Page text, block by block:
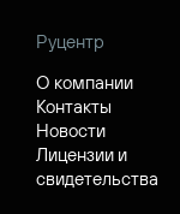
Руцентр
О компании
Контакты
Новости
Лицензии и
свидетельства